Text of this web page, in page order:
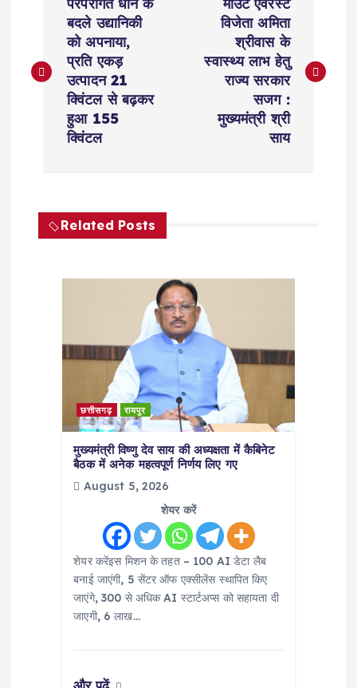
s
v
बदले उद्यानिकी
को अपनाया,
प्रति एकड़
उत्पादन 21
क्विंटल से बढ़कर
हुआ 155
क्विंटल
विजेता अमिता
श्रीवास के
स्वास्थ्य लाभ हेतु
राज्य सरकार
सजग :
मुख्यमंत्री श्री
साय
Related Posts
छत्तीसगढ़ रायपुर
मुख्यमंत्री विष्णु देव साय की अध्यक्षता में कैबिनेट
बैठक में अनेक महत्वपूर्ण निर्णय लिए गए
August 5, 2026
शेयर करें
शेयर करेंइस मिशन के तहत – 100 AI डेटा लैब
बनाई जाएंगी, 5 सेंटर ऑफ एक्सीलेंस स्थापित किए
जाएंगे, 300 से अधिक AI स्टार्टअप्स को सहायता दी
जाएगी, 6 लाख…